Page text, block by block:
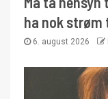
ha nok strøm
6. august 2026